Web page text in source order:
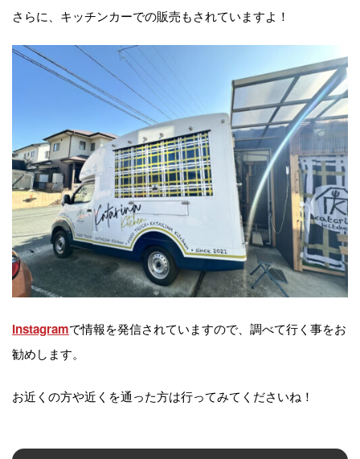
さらに、キッチンカーでの販売もされていますよ！
Instagramで情報を発信されていますので、調べて行く事をお
勧めします。
お近くの方や近くを通った方は行ってみてくださいね！